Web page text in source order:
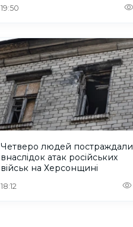
19:50
Четверо людей постраждали
внаслідок атак російських
військ на Херсонщині
18:12